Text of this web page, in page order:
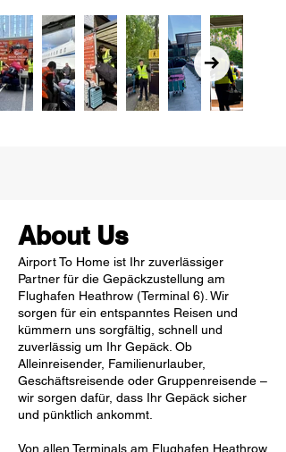
About Us
Airport To Home ist Ihr zuverlässiger
Partner für die Gepäckzustellung am
Flughafen Heathrow (Terminal 6). Wir
sorgen für ein entspanntes Reisen und
kümmern uns sorgfältig, schnell und
zuverlässig um Ihr Gepäck. Ob
Alleinreisender, Familienurlauber,
Geschäftsreisende oder Gruppenreisende –
wir sorgen dafür, dass Ihr Gepäck sicher
und pünktlich ankommt.
Von allen Terminals am Flughafen Heathrow